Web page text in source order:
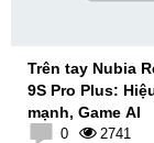
Trên tay Nubia
9S Pro Plus:
mạnh, Game AI
0 2741